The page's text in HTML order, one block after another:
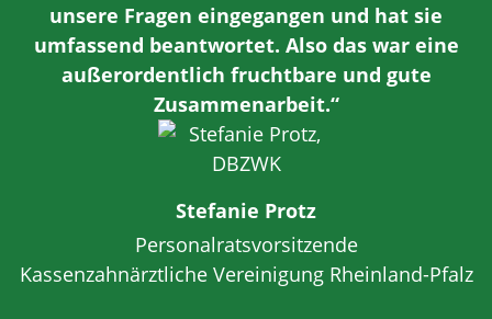
unsere Fragen eingegangen und hat sie
umfassend beantwortet. Also das war eine
außerordentlich fruchtbare und gute
Zusammenarbeit.“
Stefanie Protz
Personalratsvorsitzende
Kassenzahnärztliche Vereinigung Rheinland-Pfalz